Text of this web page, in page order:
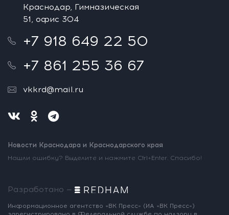
Краснодар, Гимназическая
51, офис 304
+7 918 649 22 50
+7 861 255 36 67
vkkrd@mail.ru
Новости Краснодара и Краснодарского края
Нашли ошибку? Выделите и нажмите Ctrl+Enter. Спасибо!
Разработано —
Информационное агентство «ВК Пресс» (ИА «ВК Пресс»)